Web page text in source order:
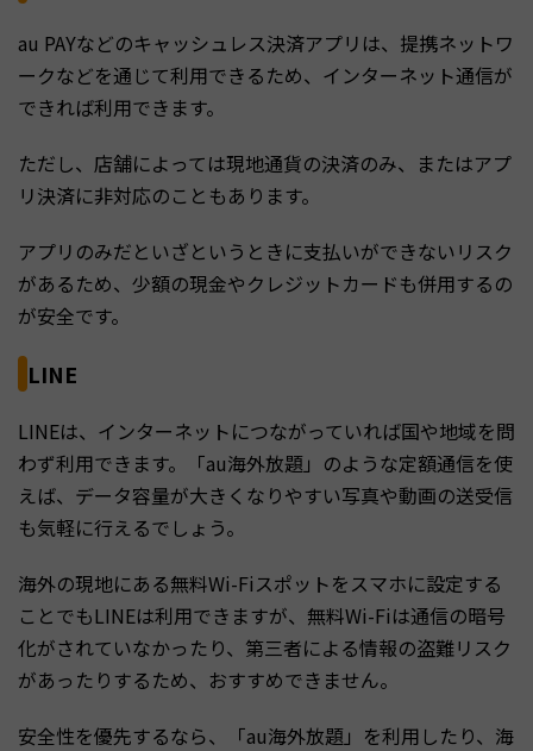
au PAYなどのキャッシュレス決済アプリは、提携ネットワ
ークなどを通じて利用できるため、インターネット通信が
できれば利用できます。
ただし、店舗によっては現地通貨の決済のみ、またはアプ
リ決済に非対応のこともあります。
アプリのみだといざというときに支払いができないリスク
があるため、少額の現金やクレジットカードも併用するの
が安全です。
LINE
LINEは、インターネットにつながっていれば国や地域を問
わず利用できます。「au海外放題」のような定額通信を使
えば、データ容量が大きくなりやすい写真や動画の送受信
も気軽に行えるでしょう。
海外の現地にある無料Wi-Fiスポットをスマホに設定する
ことでもLINEは利用できますが、無料Wi-Fiは通信の暗号
化がされていなかったり、第三者による情報の盗難リスク
があったりするため、おすすめできません。
安全性を優先するなら、「au海外放題」を利用したり、海